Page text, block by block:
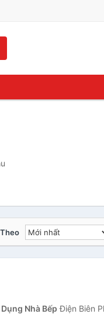
Nhà Bếp Điện Biên